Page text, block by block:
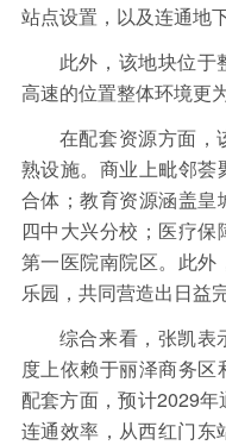
站点设置，以及连通地
此外，该地块位于
高速的位置整体环境更
在配套资源方面，
熟设施。商业上毗邻
合体；教育资源涵盖
四中大兴分校；医疗
第一医院南院区。此
乐园，共同营造出日益
综合来看，张凯表
度上依赖于丽泽商务
配套方面，预计2029
连通效率，从西红门东